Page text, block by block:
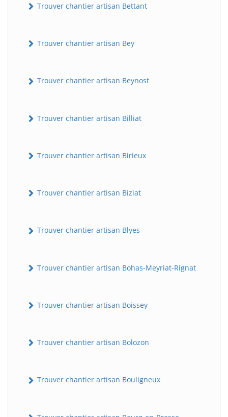
Trouver chantier artisan Bettant
Trouver chantier artisan Bey
Trouver chantier artisan Beynost
Trouver chantier artisan Billiat
Trouver chantier artisan Birieux
Trouver chantier artisan Biziat
Trouver chantier artisan Blyes
Trouver chantier artisan Bohas-Meyriat-Rignat
Trouver chantier artisan Boissey
Trouver chantier artisan Bolozon
Trouver chantier artisan Bouligneux